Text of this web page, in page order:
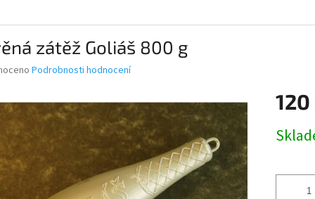
zátěž Goliáš 800 g
Podrobnosti hodnocení
120
cena: